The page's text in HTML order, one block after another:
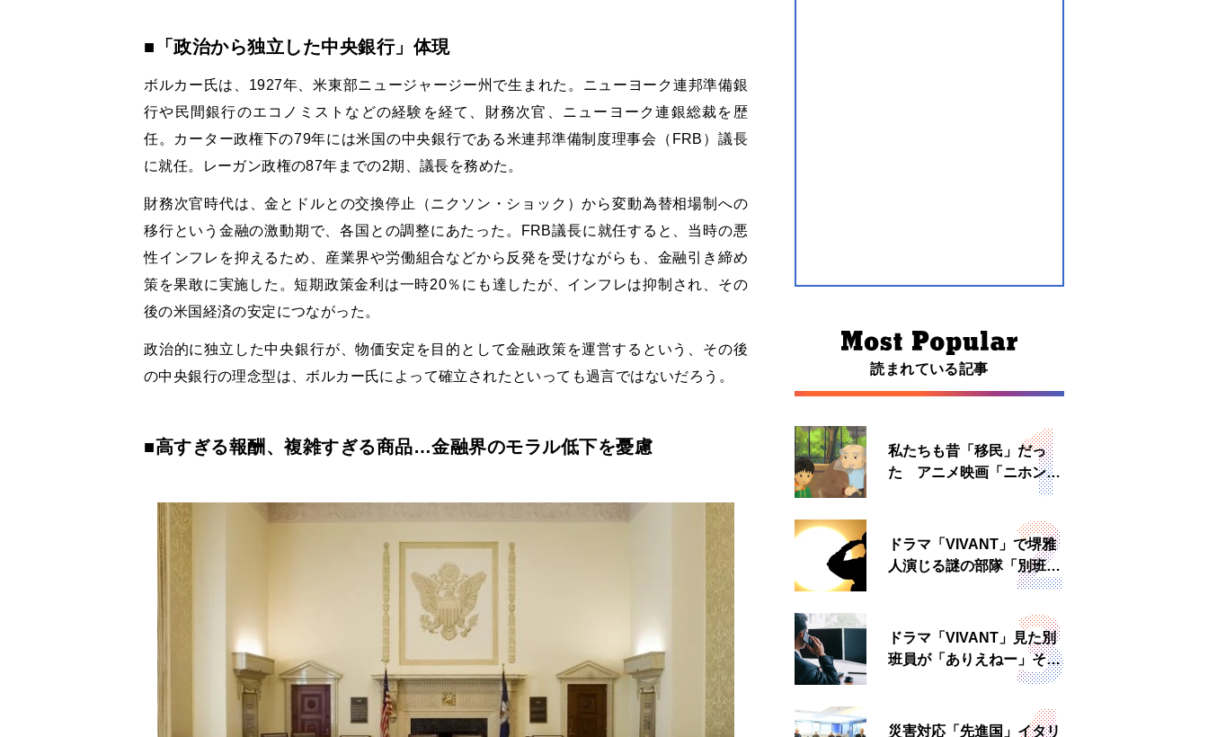
■「政治から独立した中央銀行」体現
ボルカー氏は、1927年、米東部ニュージャージー州で生まれた。ニューヨーク連邦準備銀
行や民間銀行のエコノミストなどの経験を経て、財務次官、ニューヨーク連銀総裁を歴
任。カーター政権下の79年には米国の中央銀行である米連邦準備制度理事会（FRB）議長
に就任。レーガン政権の87年までの2期、議長を務めた。
財務次官時代は、金とドルとの交換停止（ニクソン・ショック）から変動為替相場制への
移行という金融の激動期で、各国との調整にあたった。FRB議長に就任すると、当時の悪
性インフレを抑えるため、産業界や労働組合などから反発を受けながらも、金融引き締め
策を果敢に実施した。短期政策金利は一時20％にも達したが、インフレは抑制され、その
後の米国経済の安定につながった。
政治的に独立した中央銀行が、物価安定を目的として金融政策を運営するという、その後
の中央銀行の理念型は、ボルカー氏によって確立されたといっても過言ではないだろう。
■高すぎる報酬、複雑すぎる商品…金融界のモラル低下を憂慮
読まれている記事
私たちも昔「移民」だっ
た アニメ映画「ニホンジ
ドラマ「VIVANT」で堺雅
人演じる謎の部隊「別班」
は実在する？内情知る人物
ドラマ「VIVANT」見た別
班員が「ありえねー」その
理由とは 非公然組織ゆえ
災害対応「先進国」イタリ